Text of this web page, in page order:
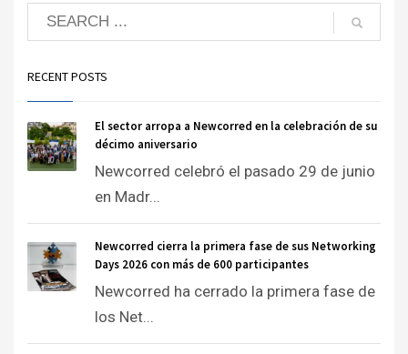
RECENT POSTS
El sector arropa a Newcorred en la celebración de su
décimo aniversario
Newcorred celebró el pasado 29 de junio
en Madr...
Newcorred cierra la primera fase de sus Networking
Days 2026 con más de 600 participantes
Newcorred ha cerrado la primera fase de
los Net...